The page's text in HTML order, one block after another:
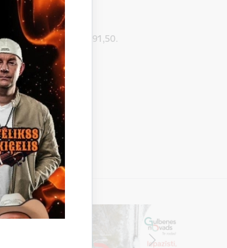
par uzvarētāju VAS
bez PVN EUR 6191,50.